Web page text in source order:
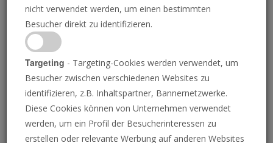
EMMA MOORE/DIE POSAUNE
Trump unterstützt die
nicht verwendet werden, um einen bestimmten
Besucher direkt zu identifizieren.
Targeting - Targeting-Cookies werden verwendet, um
Besucher zwischen verschiedenen Websites zu
identifizieren, z.B. Inhaltspartner, Bannernetzwerke.
Diese Cookies können von Unternehmen verwendet
werden, um ein Profil der Besucherinteressen zu
erstellen oder relevante Werbung auf anderen Websites